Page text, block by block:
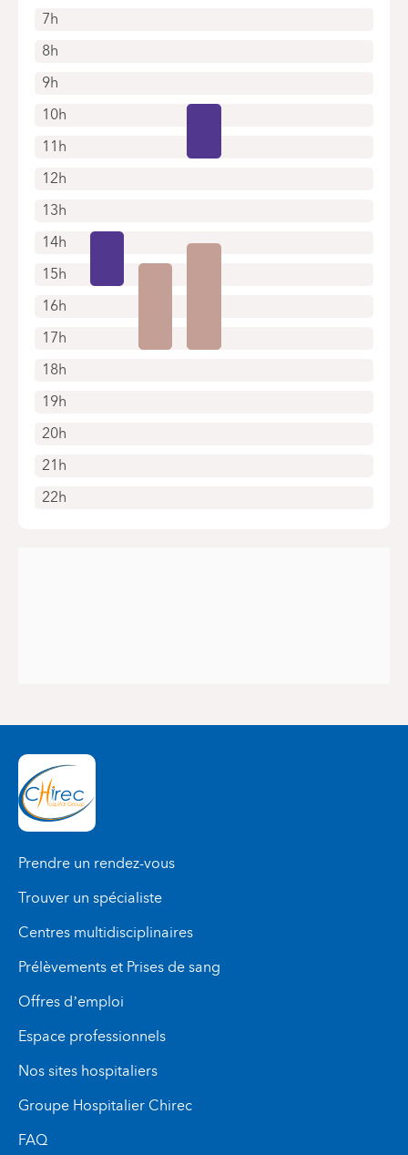
7h
8h
9h
10h
11h
12h
13h
14h
15h
16h
17h
18h
19h
20h
21h
22h
Prendre un rendez-vous
Trouver un spécialiste
Centres multidisciplinaires
Prélèvements et Prises de sang
Offres d’emploi
Espace professionnels
Nos sites hospitaliers
Groupe Hospitalier Chirec
FAQ